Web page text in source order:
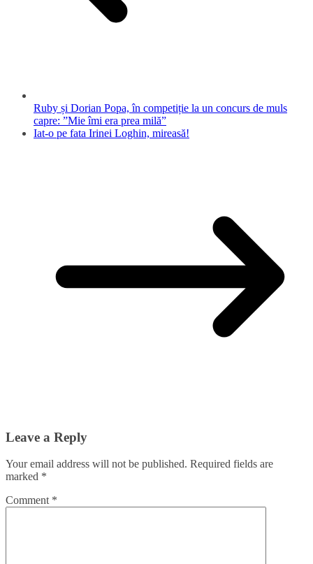
Ruby și Dorian Popa, în competiție la un concurs de muls
capre: ”Mie îmi era prea milă”
Iat-o pe fata Irinei Loghin, mireasă!
Leave a Reply
Your email address will not be published. Required fields are
marked *
Comment *